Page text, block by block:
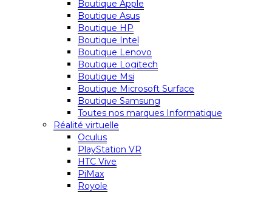
Boutique Apple
Boutique Asus
Boutique HP
Boutique Intel
Boutique Lenovo
Boutique Logitech
Boutique Msi
Boutique Microsoft Surface
Boutique Samsung
Toutes nos marques Informatique
Réalité virtuelle
Oculus
PlayStation VR
HTC Vive
PiMax
Royole